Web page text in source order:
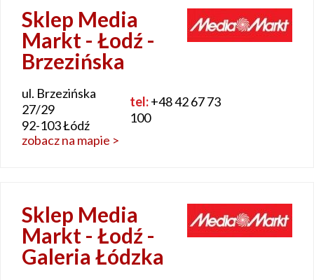
Sklep Media
Markt - Łodź -
Brzezińska
ul. Brzezińska
27/29
92-103 Łódź
tel:+48 42 67 73
100
zobacz na mapie >
Sklep Media
Markt - Łodź -
Galeria Łódzka